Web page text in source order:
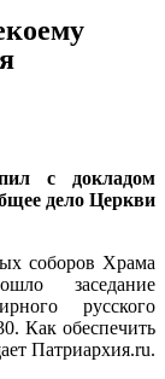
с докладом
дело Церкви
соборов Храма
заседание
русского
Как обеспечить
Патриархия.ru.